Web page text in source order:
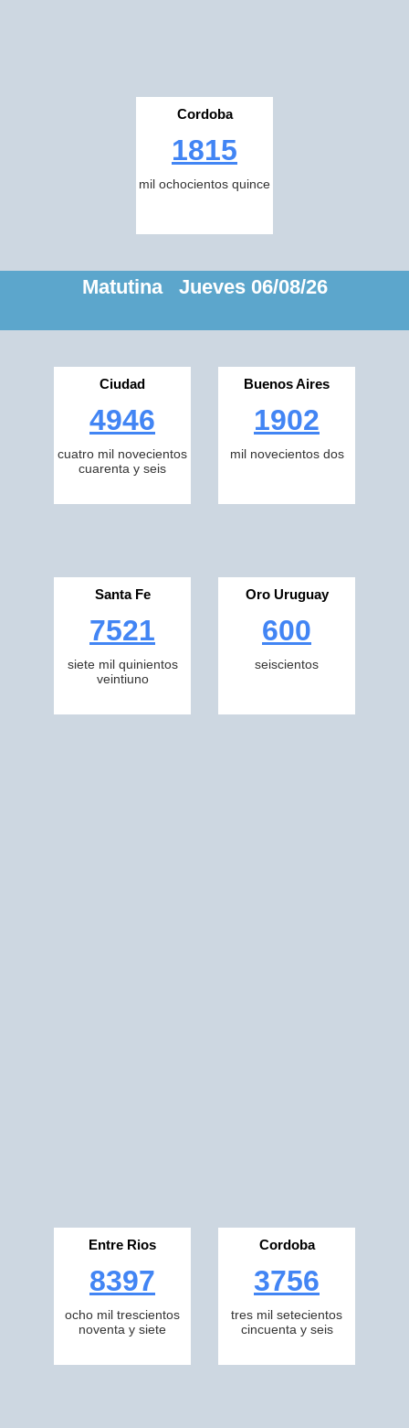
Cordoba
1815
mil ochocientos quince
Matutina Jueves 06/08/26
Ciudad
4946
cuatro mil novecientos
cuarenta y seis
Buenos Aires
1902
mil novecientos dos
Santa Fe
7521
siete mil quinientos
veintiuno
Oro Uruguay
600
seiscientos
Entre Rios
8397
ocho mil trescientos
noventa y siete
Cordoba
3756
tres mil setecientos
cincuenta y seis